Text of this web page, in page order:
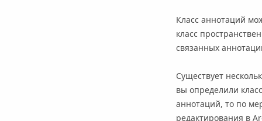
Класс аннотаций
класс
связанных
Существует
вы определили
аннотаций, то по
редактирования в